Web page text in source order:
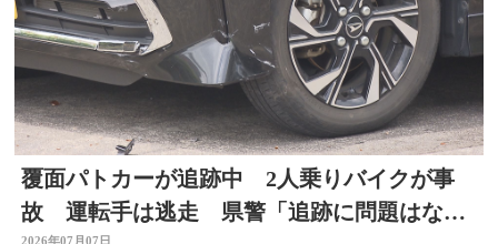
覆面パトカーが追跡中 2人乗りバイクが事
故 運転手は逃走 県警「追跡に問題はな
2026年07月07日